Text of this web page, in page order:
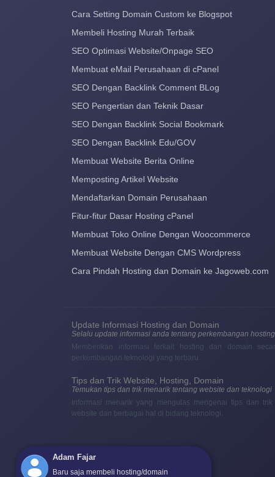
Cara Setting Domain Custom ke Blogspot
Membeli Hosting Murah Terbaik
SEO Optimasi Website/Onpage SEO
Membuat eMail Perusahaan di cPanel
SEO Dengan Backlink Comment BLog
SEO Pengertian dan Teknik Dasar
SEO Dengan Backlink Social Bookmark
SEO Dengan Backlink Edu/GOV
Membuat Website Berita Online
Memposting Artikel Website
Mendaftarkan Domain Perusahaan
Fitur-fitur Dasar Hosting cPanel
Membuat Toko Online Dengan Woocommerce
Membuat Website Dengan CMS Wordpress
Cara Pindah Hosting dan Domain ke Jagoweb.com
Update Informasi Hosting dan Domain
Selalu update informasi anda tentang perkembangan hosting
Memberikan informasi terkait hosting dan domain
perkembangan teknologi yang terbaru.
Tips dan Trik Website, Hosting, Domain
Temukan tips dan trik menarik tentang website dan teknologi
Informasi menarik yang mengulas mengenai tips dan
website dan berbagai hal di bidang teknologi.
Adam Fajar
Baru saja membeli hosting/domain